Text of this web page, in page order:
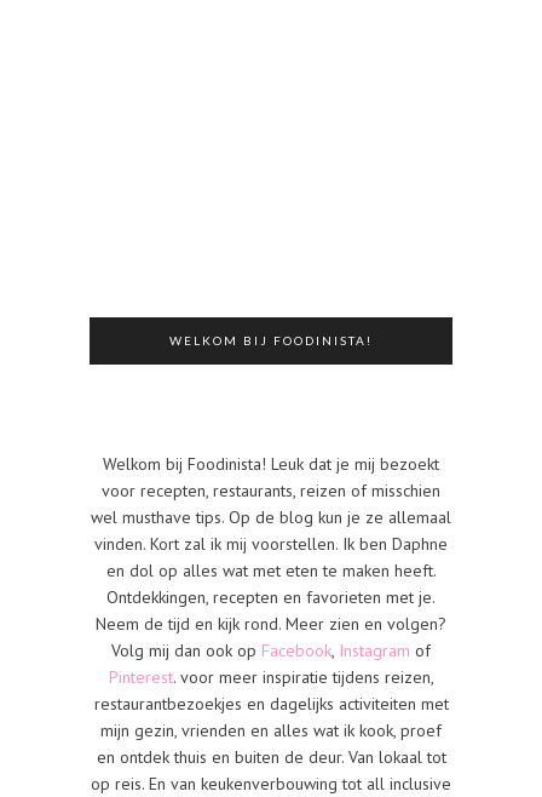
WELKOM BIJ FOODINISTA!
Welkom bij Foodinista! Leuk dat je mij bezoekt
voor recepten, restaurants, reizen of misschien
wel musthave tips. Op de blog kun je ze allemaal
vinden. Kort zal ik mij voorstellen. Ik ben Daphne
en dol op alles wat met eten te maken heeft.
Ontdekkingen, recepten en favorieten met je.
Neem de tijd en kijk rond. Meer zien en volgen?
Volg mij dan ook op Facebook, Instagram of
Pinterest. voor meer inspiratie tijdens reizen,
restaurantbezoekjes en dagelijks activiteiten met
mijn gezin, vrienden en alles wat ik kook, proef
en ontdek thuis en buiten de deur. Van lokaal tot
op reis. En van keukenverbouwing tot all inclusive